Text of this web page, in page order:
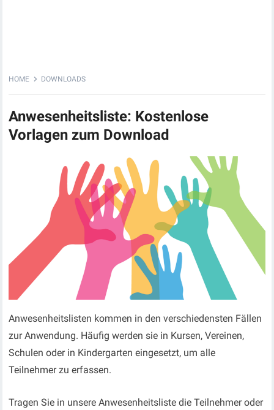
HOME DOWNLOADS
Anwesenheitsliste: Kostenlose
Vorlagen zum Download
Anwesenheitslisten kommen in den verschiedensten Fällen
zur Anwendung. Häufig werden sie in Kursen, Vereinen,
Schulen oder in Kindergarten eingesetzt, um alle
Teilnehmer zu erfassen.
Tragen Sie in unsere Anwesenheitsliste die Teilnehmer oder